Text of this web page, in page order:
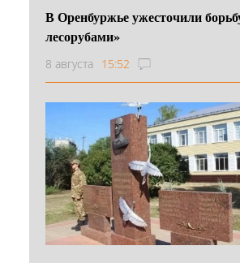
В Оренбуржье ужесточили
лесорубами»
8 августа 15:52